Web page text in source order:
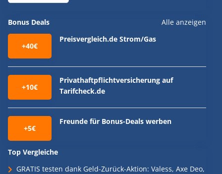
Bonus Deals Alle anzeigen
+40€
Preisvergleich.de Strom/Gas
+10€
Privathaftpflichtversicherung auf
Tarifcheck.de
+5€
Freunde für Bonus-Deals werben
Top Vergleiche
GRATIS testen dank Geld-Zurück-Aktion: Valess, Axe Deo,